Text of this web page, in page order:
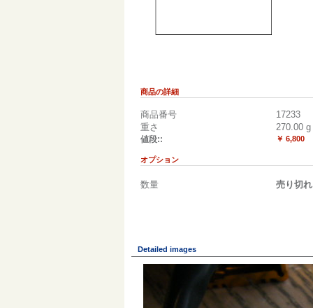
商品の詳細
商品番号
17233
重さ
270.00 g
値段:: ￥ 6,800
オプション
数量 売り切れ
Detailed images